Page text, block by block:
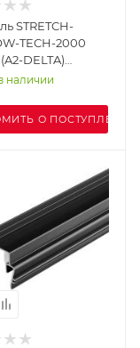
STRETCH-
TECH-2000
DELTA)
Алюминий)
наличии
О ПОСТУПЛЕНИИ